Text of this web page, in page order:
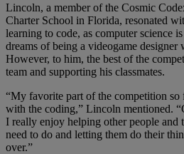
Lincoln, a member of the Cosmic
Charter School in Florida, resonated
learning to code, as computer science
dreams of being a videogame designer
However, to him, the best of the
team and supporting his classmates.
“My favorite part of the competition
with the coding,” Lincoln mentioned.
I really enjoy helping other people and
need to do and letting them do their
over.”